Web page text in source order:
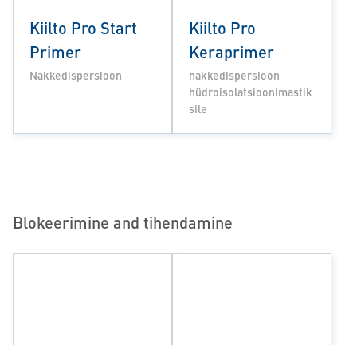
Kiilto Pro Start
Primer
Nakkedispersioon
Kiilto Pro
Keraprimer
nakkedispersioon
hüdroisolatsioonimastik
sile
Blokeerimine and tihendamine